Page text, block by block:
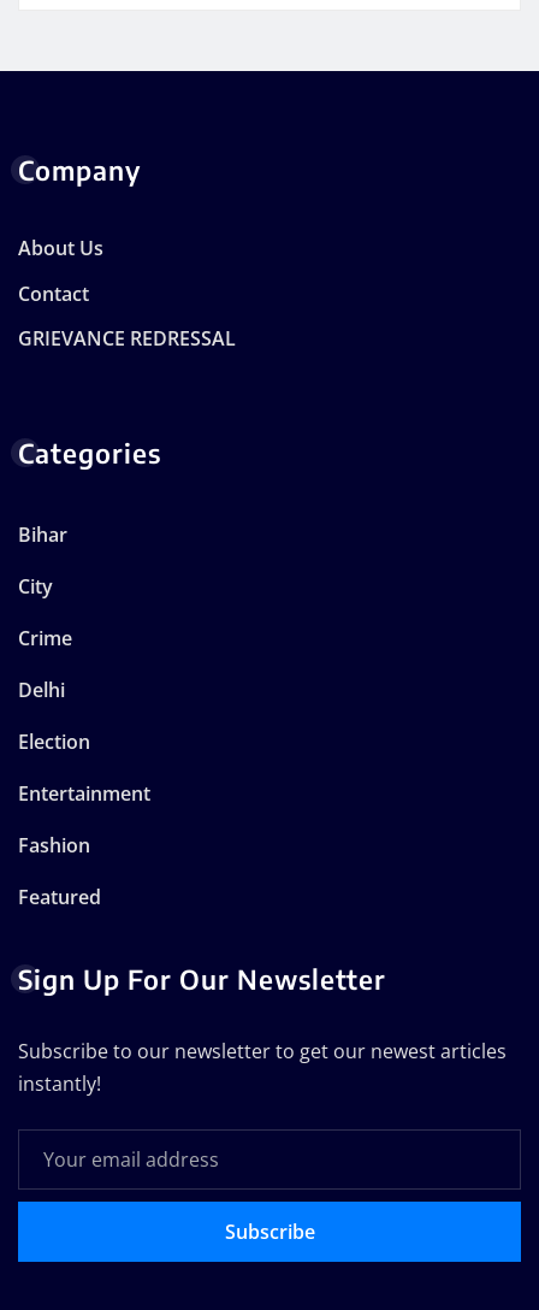
Company
About Us
Contact
GRIEVANCE REDRESSAL
Categories
Bihar
City
Crime
Delhi
Election
Entertainment
Fashion
Featured
Sign Up For Our Newsletter
Subscribe to our newsletter to get our newest articles
instantly!
Subscribe